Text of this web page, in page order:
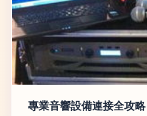
專業音響設備連接全攻